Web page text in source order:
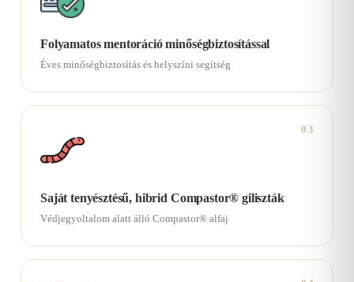
Folyamatos mentoráció minőségbiztosítással
Éves minőségbiztosítás és helyszíni segítség
03
Saját tenyésztésű, hibrid Compastor® giliszták
Védjegyoltalom alatt álló Compastor® alfaj